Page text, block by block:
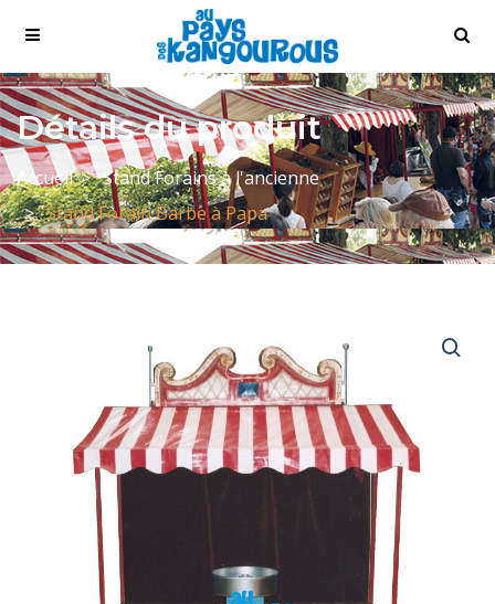
Détails du produit
Accueil
Stand Forains à l'ancienne
Stand Forain Barbe à Papa